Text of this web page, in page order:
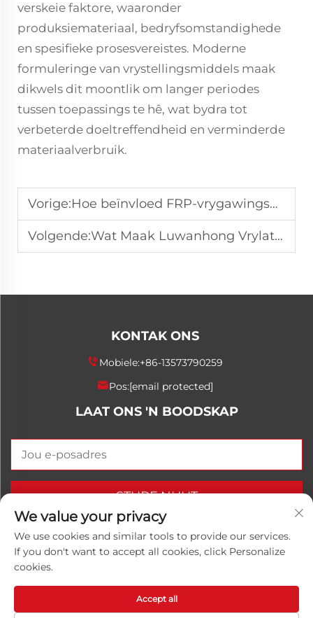
verskeie faktore, waaronder
produksiemateriaal, bedryfsomstandighede
en spesifieke prosesvereistes. Moderne
formuleringe van vrystellingsmiddels maak
dikwels dit moontlik om langer periodes
tussen toepassings te hê, wat bydra tot
verbeterde doeltreffendheid en verminderde
materiaalverbruik.
Vorige:Hoe beïnvloed FRP-vrygawingsmiddels oppervlakgladheid en glans?
Volgende:Wat Maak Luwanhong Vrylatingmiddel Uitstaand in Vervaardiging?
KONTAK ONS
Mobiele:+86-13573790259
Pos:[email protected]
LAAT ONS 'N BOODSKAP
STURF NUUT
Kopiereg © 2025 China Shandong Luwanhong
Privaatheidsbeleid
We value your privacy
We use cookies and similar tools to provide our services.
If you don't want to accept all cookies, click Personalize
cookies.
Accept all